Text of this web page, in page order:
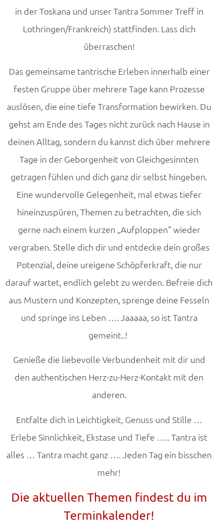
in der Toskana und unser Tantra Sommer Treff in
Lothringen/Frankreich) stattfinden. Lass dich
überraschen!
Das gemeinsame tantrische Erleben innerhalb einer
festen Gruppe über mehrere Tage kann Prozesse
auslösen, die eine tiefe Transformation bewirken. Du
gehst am Ende des Tages nicht zurück nach Hause in
deinen Alltag, sondern du kannst dich über mehrere
Tage in der Geborgenheit von Gleichgesinnten
getragen fühlen und dich ganz dir selbst hingeben.
Eine wundervolle Gelegenheit, mal etwas tiefer
hineinzuspüren, Themen zu betrachten, die sich
gerne nach einem kurzen „Aufploppen“ wieder
vergraben. Stelle dich dir und entdecke dein großes
Potenzial, deine ureigene Schöpferkraft, die nur
darauf wartet, endlich gelebt zu werden. Befreie dich
aus Mustern und Konzepten, sprenge deine Fesseln
und springe ins Leben …. Jaaaaa, so ist Tantra
gemeint..!
Genieße die liebevolle Verbundenheit mit dir und
den authentischen Herz-zu-Herz-Kontakt mit den
anderen.
Entfalte dich in Leichtigkeit, Genuss und Stille …
Erlebe Sinnlichkeit, Ekstase und Tiefe ….. Tantra ist
alles … Tantra macht ganz …. Jeden Tag ein bisschen
mehr!
Die aktuellen Themen findest du im
Terminkalender!